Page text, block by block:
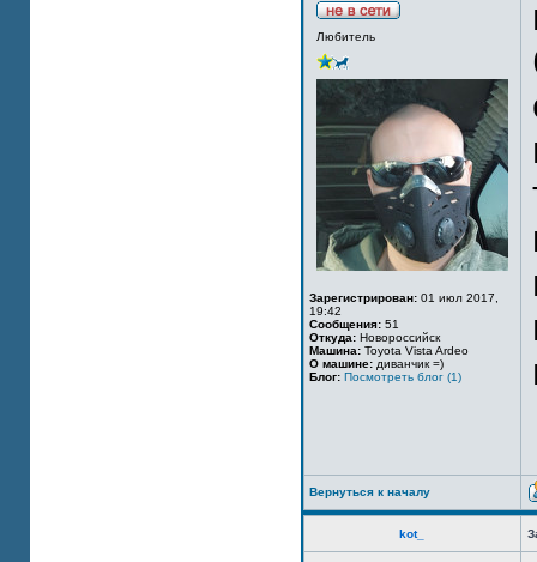
Любитель
Зарегистрирован: 01 июл 2017,
19:42
Сообщения: 51
Откуда: Новороссийск
Машина: Toyota Vista Ardeo
О машине: диванчик =)
Блог: Посмотреть блог (1)
Вернуться к началу
kot_